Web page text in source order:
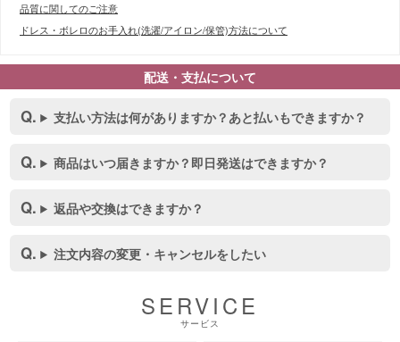
品質に関してのご注意
ドレス・ボレロのお手入れ(洗濯/アイロン/保管)方法について
配送・支払について
支払い方法は何がありますか？あと払いもできますか？
商品はいつ届きますか？即日発送はできますか？
返品や交換はできますか？
注文内容の変更・キャンセルをしたい
SERVICE
サービス